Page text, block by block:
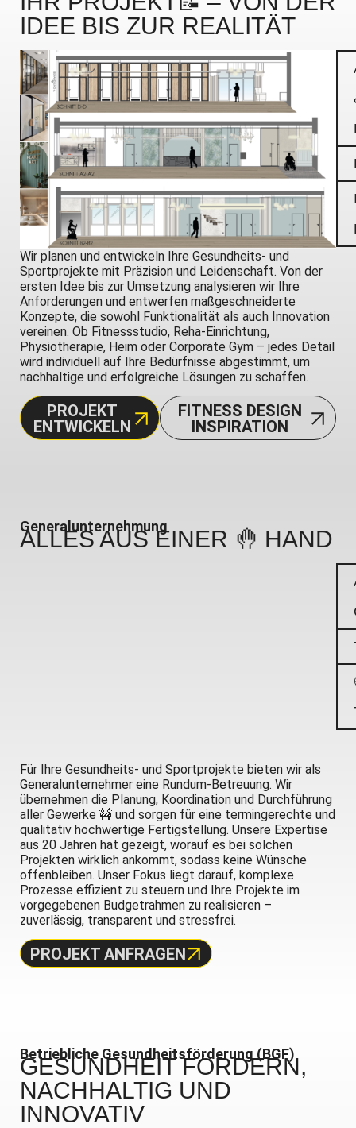
IDEE BIS ZUR REALITÄT
Wir planen und entwickeln Ihre Gesundheits- und
Sportprojekte mit Präzision und Leidenschaft. Von der
ersten Idee bis zur Umsetzung analysieren wir Ihre
Anforderungen und entwerfen maßgeschneiderte
Konzepte, die sowohl Funktionalität als auch Innovation
vereinen. Ob Fitnessstudio, Reha-Einrichtung,
Physiotherapie, Heim oder Corporate Gym – jedes Detail
wird individuell auf Ihre Bedürfnisse abgestimmt, um
nachhaltige und erfolgreiche Lösungen zu schaffen.
PROJEKT
ENTWICKELN
FITNESS DESIGN
INSPIRATION
Generalunternehmung
ALLES AUS EINER 🤚 HAND
Für Ihre Gesundheits- und Sportprojekte bieten wir als
Generalunternehmer eine Rundum-Betreuung. Wir
übernehmen die Planung, Koordination und Durchführung
aller Gewerke 🚧 und sorgen für eine termingerechte und
qualitativ hochwertige Fertigstellung. Unsere Expertise
aus 20 Jahren hat gezeigt, worauf es bei solchen
Projekten wirklich ankommt, sodass keine Wünsche
offenbleiben. Unser Fokus liegt darauf, komplexe
Prozesse effizient zu steuern und Ihre Projekte im
vorgegebenen Budgetrahmen zu realisieren –
zuverlässig, transparent und stressfrei.
PROJEKT ANFRAGEN
Betriebliche Gesundheitsförderung (BGF)
GESUNDHEIT FÖRDERN,
NACHHALTIG UND
INNOVATIV